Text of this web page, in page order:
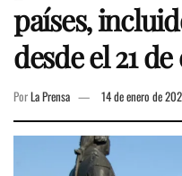
países,
desde el 21
PorLa Prensa 14 de enero de